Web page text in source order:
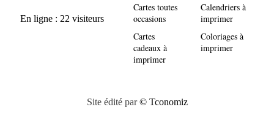
Cartes toutes
occasions
Cartes
cadeaux à
imprimer
Calendriers à
imprimer
Coloriages à
imprimer
Site édité par© Tconomiz